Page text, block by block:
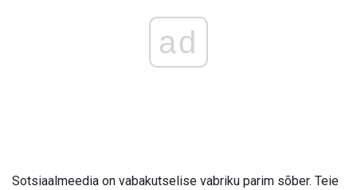
ad
Sotsiaalmeedia on vabakutselise vabriku parim sõber. Teie